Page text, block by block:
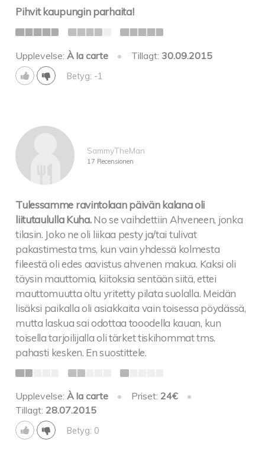
Pihvit kaupungin parhaita!
Upplevelse:À la carte • Tillagt: 30.09.2015
Betyg: -1
SammyTheMan
17 Recensionen
Tulessamme ravintolaan päivän kalana oli
liitutaululla Kuha. No se vaihdettiin Ahveneen, jonka
tilasin. Joko ne oli liikaa pesty ja/tai tulivat
pakastimesta tms, kun vain yhdessä kolmesta
fileestä oli edes aavistus ahvenen makua. Kaksi oli
täysin mauttomia, kiitoksia sentään siitä, ettei
mauttomuutta oltu yritetty pilata suolalla. Meidän
lisäksi paikalla oli asiakkaita vain toisessa pöydässä,
mutta laskua sai odottaa tooodella kauan, kun
toisella tarjoilijalla oli tärket tiskihommat tms.
pahasti kesken. En suostittele.
Upplevelse:À la carte • Priset: 24€
•
Tillagt: 28.07.2015
Betyg: 0